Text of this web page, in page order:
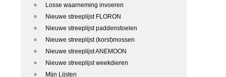
Losse waarneming invoeren
Nieuwe streeplijst FLORON
Nieuwe streeplijst paddenstoelen
Nieuwe streeplijst (korst)mossen
Nieuwe streeplijst ANEMOON
Nieuwe streeplijst weekdieren
Mijn Lijsten